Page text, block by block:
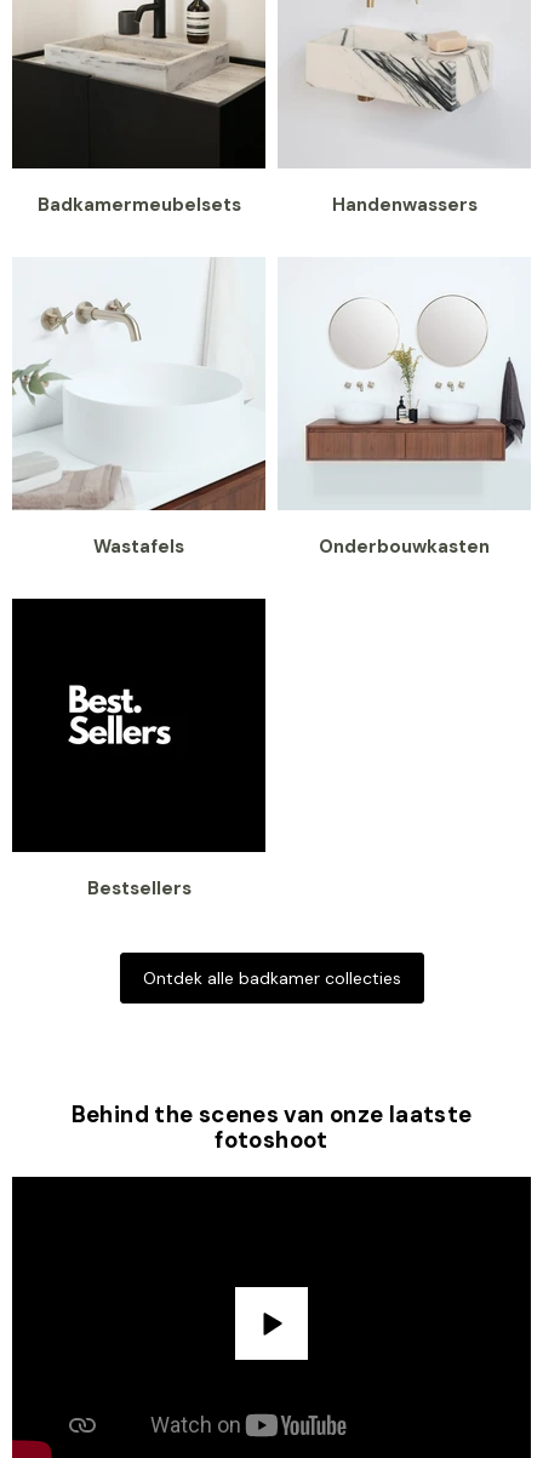
Badkamermeubelsets Handenwassers
Wastafels Onderbouwkasten
Bestsellers
Ontdek alle badkamer collecties
Behind the scenes van onze laatste
fotoshoot
Inloggen vereist
Meld u aan bij uw account om producten aan uw
verlanglijst toe te voegen en uw eerder opgeslagen
Login